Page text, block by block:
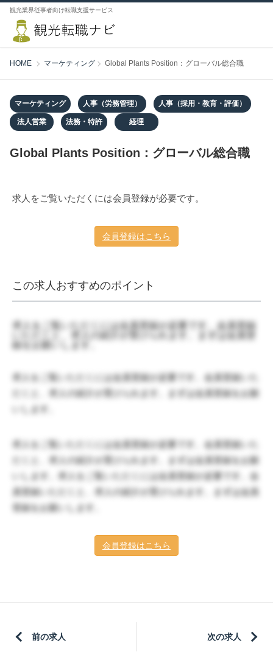
観光業界従事者向け転職支援サービス
HOME マーケティング Global Plants Position：グローバル総合職
マーケティング 人事（労務管理） 人事（採用・教育・評価）
法人営業 法務・特許 経理
Global Plants Position：グローバル総合職
求人をご覧いただくには会員登録が必要です。
会員登録はこちら
この求人おすすめのポイント
求人をご覧いただくには会員登録が必要です。会員登録
録をお願いします。
求人をご覧いただくには会員登録が必要です。会員登録いた
だくと、求人の紹介が受けられます。まずは会員登録をお願
いします。
求人をご覧いただくには会員登録が必要です。会員登録いた
だくと、求人の紹介が受けられます。まずは会員登録をお願
いします。求人をご覧いただくには会員登録が必要です。会
員登録いただくと、求人の紹介が受けられます。まずは会員
登録をお願いします。
会員登録はこちら
前の求人 次の求人